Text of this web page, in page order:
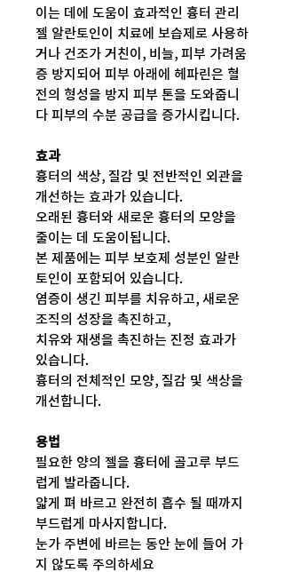
이는 데에 도움이 효과적인 흉터 관리
젤 알란토인이 치료에 보습제로 사용하
거나 건조가 거친이, 비늘, 피부 가려움
증 방지되어 피부 아래에 헤파린은 혈
전의 형성을 방지 피부 톤을 도와줍니
다 피부의 수분 공급을 증가시킵니다.
효과
흉터의 색상, 질감 및 전반적인 외관을
개선하는 효과가 있습니다.
오래된 흉터와 새로운 흉터의 모양을
줄이는 데 도움이됩니다.
본 제품에는 피부 보호제 성분인 알란
토인이 포함되어 있습니다.
염증이 생긴 피부를 치유하고, 새로운
조직의 성장을 촉진하고,
치유와 재생을 촉진하는 진정 효과가
있습니다.
흉터의 전체적인 모양, 질감 및 색상을
개선합니다.
용법
필요한 양의 젤을 흉터에 골고루 부드
럽게 발라줍니다.
얇게 펴 바르고 완전히 흡수 될 때까지
부드럽게 마사지합니다.
눈가 주변에 바르는 동안 눈에 들어 가
지 않도록 주의하세요